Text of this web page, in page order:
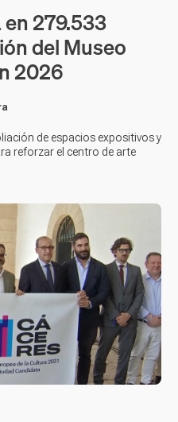
279.533
del Museo
2026
de espacios expositivos y
reforzar el centro de arte